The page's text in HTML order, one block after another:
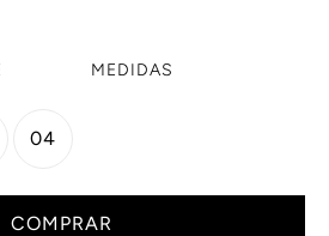
MEDIDAS
04
COMPRAR